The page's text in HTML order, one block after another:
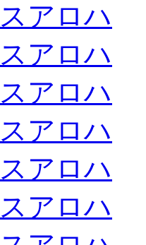
アロハ
アロハ
アロハ
アロハ
アロハ
アロハ